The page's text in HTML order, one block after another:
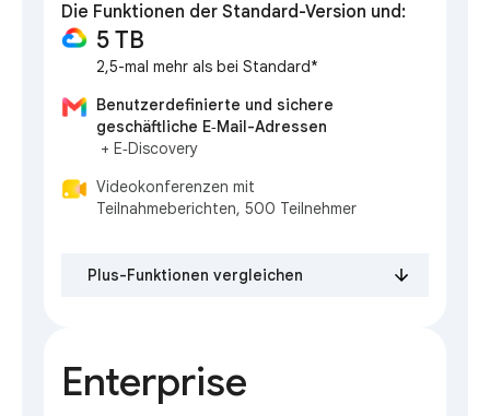
Die Funktionen der Standard-Version und:
5 TB
2,5-mal mehr als bei Standard*
Benutzerdefinierte und sichere
geschäftliche E‑Mail-Adressen
+ E‑Discovery
Videokonferenzen mit
Teilnahmeberichten, 500 Teilnehmer
Plus-Funktionen vergleichen
Enterprise